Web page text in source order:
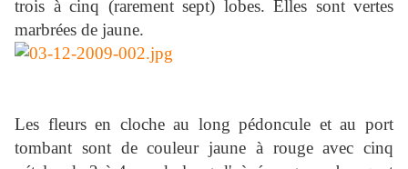
trois à cinq (rarement sept) lobes. Elles sont vertes
marbrées de jaune.
Les fleurs en cloche au long pédoncule et au port
tombant sont de couleur jaune à rouge avec cinq